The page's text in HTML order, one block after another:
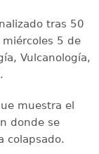
tras 50
5 de
Vulcanología,
muestra el
donde se
colapsado.